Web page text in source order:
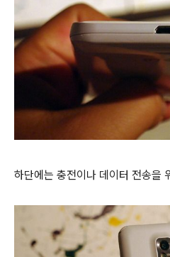
하단에는 충전이나 데이터 전송을